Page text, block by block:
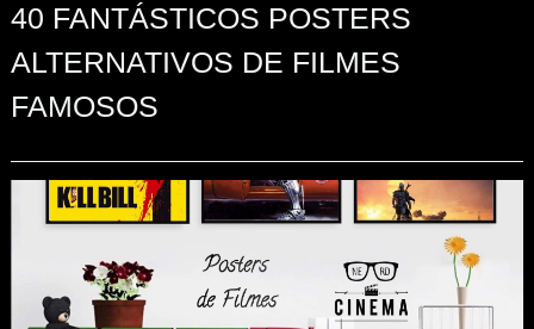
40 FANTÁSTICOS POSTERS
ALTERNATIVOS DE FILMES
FAMOSOS